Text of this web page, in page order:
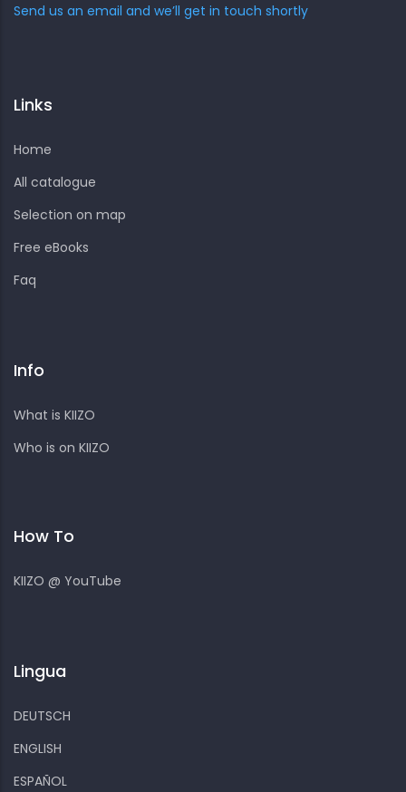
Send us an email and we’ll get in touch shortly
Links
Home
All catalogue
Selection on map
Free eBooks
Faq
Info
What is KIIZO
Who is on KIIZO
How To
KIIZO @ YouTube
Lingua
DEUTSCH
ENGLISH
ESPAÑOL